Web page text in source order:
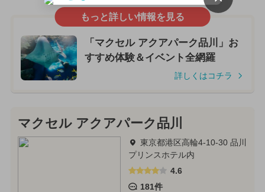
もっと詳しい情報を見る
「マクセル アクアパーク品川」お
すすめ体験＆イベント全網羅
詳しくはコチラ
マクセル アクアパーク品川
東京都港区高輪4-10-30 品川
プリンスホテル内
4.6
181件